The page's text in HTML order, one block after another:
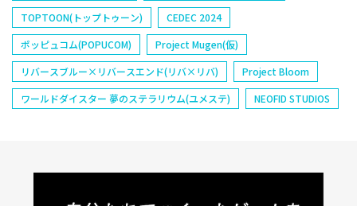
TOPTOON(トップトゥーン)
CEDEC 2024
ポッピュコム(POPUCOM)
Project Mugen(仮)
リバースブルー×リバースエンド(リバ×リバ)
Project Bloom
ワールドダイスター 夢のステラリウム(ユメステ)
NEOFID STUDIOS